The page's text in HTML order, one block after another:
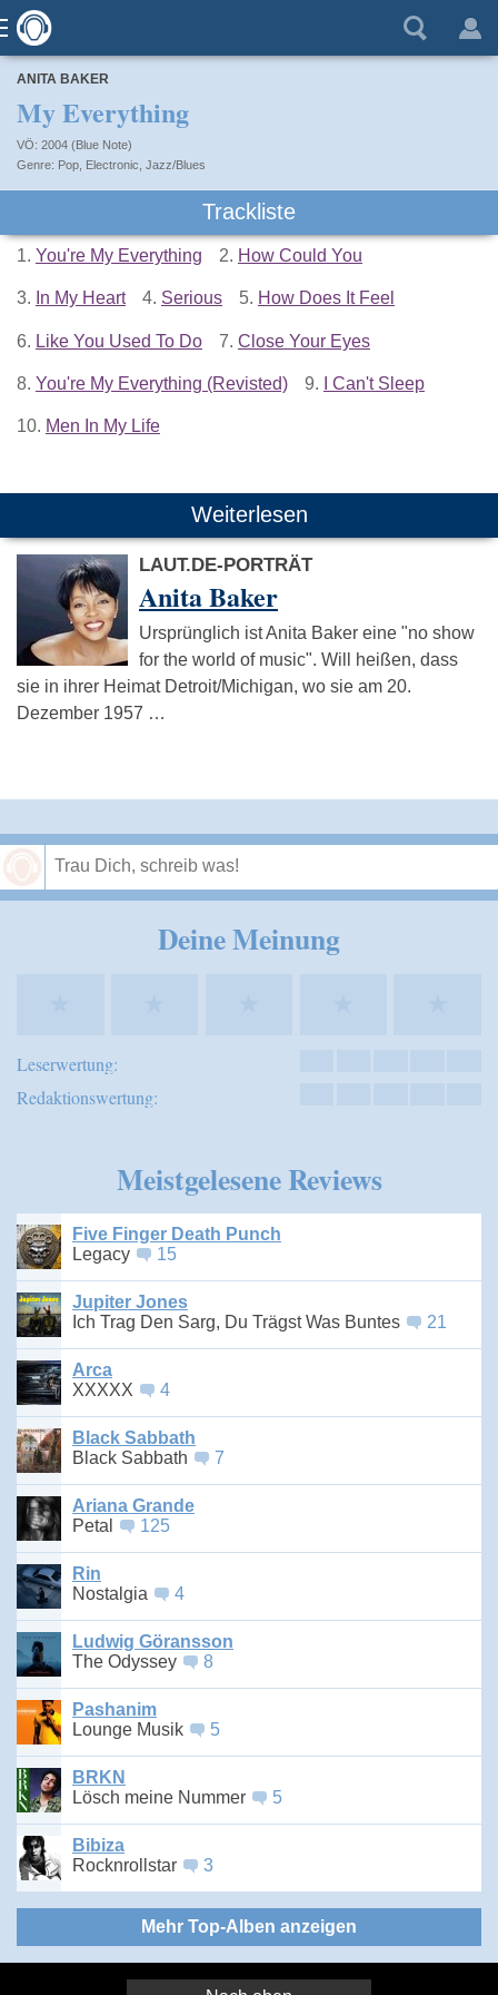
ANITA BAKER
My Everything
VÖ: 2004 (Blue Note)
Pop Electronic Jazz/Blues
Trackliste
1. You're My Everything 2. How Could You
3. In My Heart 4. Serious 5. How Does It Feel
6. Like You Used To Do 7. Close Your Eyes
8. You're My Everything (Revisted) 9. I Can't Sleep
10. Men In My Life
Weiterlesen
LAUT.DE-PORTRÄT
Anita Baker
Ursprünglich ist Anita Baker eine "no show
for the world of music". Will heißen, dass
sie in ihrer Heimat Detroit/Michigan, wo sie am 20.
Dezember 1957 …
Deine Meinung
Leserwertung:
Redaktionswertung:
Meistgelesene Reviews
Five Finger Death Punch
Legacy
15
Jupiter Jones
Ich Trag Den Sarg, Du Trägst Was Buntes
21
Arca
XXXXX
4
Black Sabbath
Black Sabbath
7
Ariana Grande
Petal
125
Rin
Nostalgia
4
Ludwig Göransson
The Odyssey
8
Pashanim
Lounge Musik
5
BRKN
Lösch meine Nummer
5
Bibiza
Rocknrollstar
3
Mehr Top-Alben anzeigen